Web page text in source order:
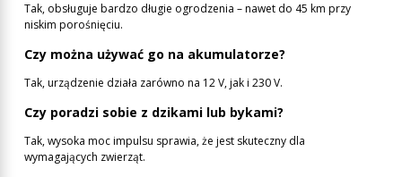
Tak, obsługuje bardzo długie ogrodzenia – nawet do 45 km przy
niskim porośnięciu.
Czy można używać go na akumulatorze?
Tak, urządzenie działa zarówno na 12 V, jak i 230 V.
Czy poradzi sobie z dzikami lub bykami?
Tak, wysoka moc impulsu sprawia, że jest skuteczny dla
wymagających zwierząt.